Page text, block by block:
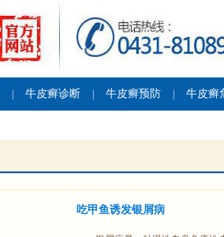
牛皮癣诊断 牛皮癣预防 牛皮癣
吃甲鱼诱发银屑病